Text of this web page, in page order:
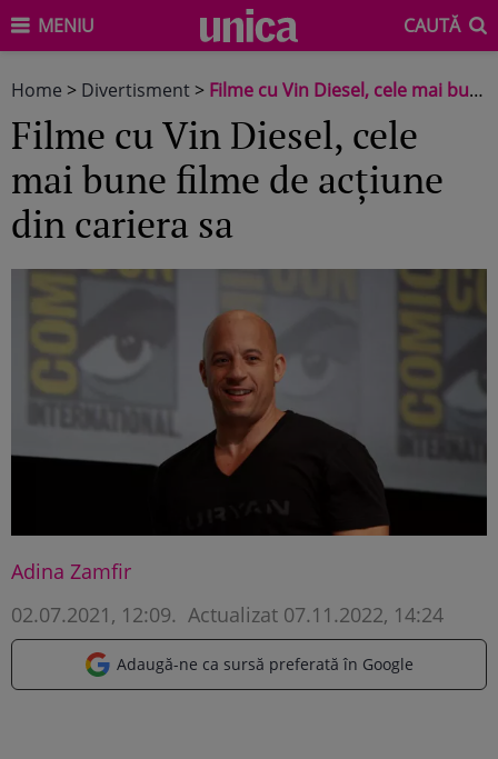
MENIU CAUTĂ
Home > Divertisment > Filme cu Vin Diesel, cele mai bune filme de acțiune din cariera sa
Filme cu Vin Diesel, cele
mai bune filme de acțiune
din cariera sa
Adina Zamfir
02.07.2021, 12:09. Actualizat 07.11.2022, 14:24
Adaugă-ne ca sursă preferată în Google